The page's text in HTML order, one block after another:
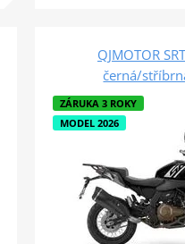
QJMOTOR
černá/
ZÁRUKA 3 ROKY
MODEL 2026